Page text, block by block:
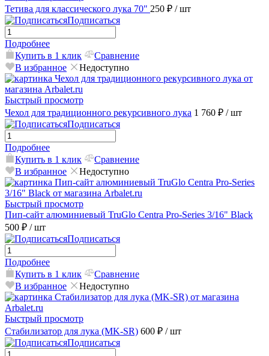
Тетива для классического лука 70" 250 ₽ / шт
Подписаться
Подробнее
Купить в 1 клик
Сравнение
В избранное
Недоступно
Быстрый просмотр
Чехол для традиционного рекурсивного лука 1 760 ₽ / шт
Подписаться
Подробнее
Купить в 1 клик
Сравнение
В избранное
Недоступно
Быстрый просмотр
Пип-сайт алюминиевый TruGlo Centra Pro-Series 3/16" Black
500 ₽ / шт
Подписаться
Подробнее
Купить в 1 клик
Сравнение
В избранное
Недоступно
Быстрый просмотр
Стабилизатор для лука (MK-SR) 600 ₽ / шт
Подписаться